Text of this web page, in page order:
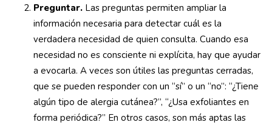
Preguntar. Las preguntas permiten ampliar la
información necesaria para detectar cuál es la
verdadera necesidad de quien consulta. Cuando esa
necesidad no es consciente ni explícita, hay que ayudar
a evocarla. A veces son útiles las preguntas cerradas,
que se pueden responder con un “sí” o un “no”: “¿Tiene
algún tipo de alergia cutánea?”, “¿Usa exfoliantes en
forma periódica?” En otros casos, son más aptas las